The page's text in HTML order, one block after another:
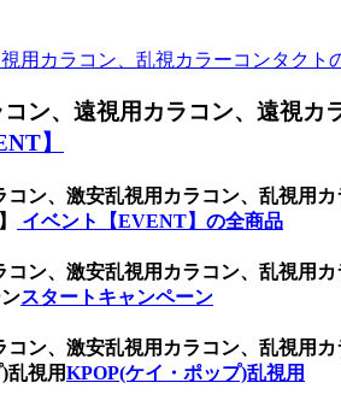
用カラコン、乱視カラーコンタクト
ン、遠視用カラコン、遠視カ
】
ン、激安乱視用カラコン、乱視用
イベント【EVENT】の全商品
ン、激安乱視用カラコン、乱視用
スタートキャンペーン
ン、激安乱視用カラコン、乱視用
乱視用KPOP(ケイ・ポップ)乱視用